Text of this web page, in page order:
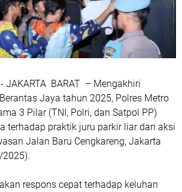
JAKARTA BARAT – Mengakhiri
Jaya tahun 2025, Polres Metro
3 Pilar (TNI, Polri, dan Satpol PP)
terhadap praktik juru parkir liar dan aksi
Jalan Baru Cengkareng, Jakarta
respons cepat terhadap keluhan